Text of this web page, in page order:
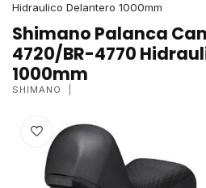
Hidraulico Delantero 1000mm
Shimano Palanca
4720/BR-4770
1000mm
SHIMANO